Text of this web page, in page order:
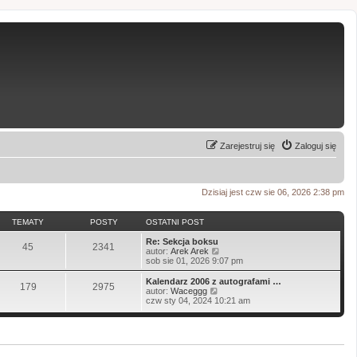
Zaloguj się
Zarejestruj się
Dzisiaj jest czw sie 06, 2026 2:38 pm
TEMATY POSTY OSTATNI POST
45 2341
Re: Sekcja boksu
autor: Arek Arek
y
ś
w
e
l
j
sob sie 01, 2026 9:07 pm
179 2975
Kalendarz 2006 z autografami …
autor: Waceggg
y
w
t
czw sty 04, 2024 10:21 am